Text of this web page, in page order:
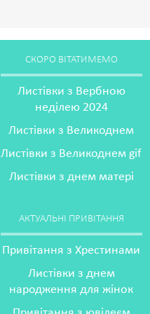
СКОРО ВІТАТИМЕМО
Листівки з Вербною
неділею 2024
Листівки з Великоднем
Листівки з Великоднем gif
Листівки з днем матері
АКТУАЛЬНІ ПРИВІТАННЯ
Привітання з Хрестинами
Листівки з днем
народження для жінок